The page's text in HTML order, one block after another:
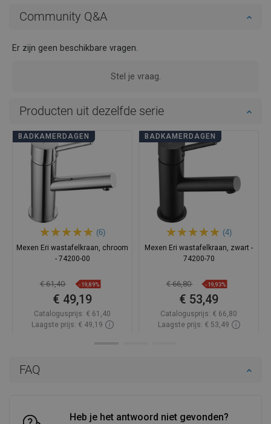
FAQ
Heb je het antwoord niet gevonden?
Community Q&A
Er zijn geen beschikbare vragen.
Stel je vraag.
Producten uit dezelfde serie
BADKAMERDAGEN
(6)
Mexen Eri wastafelkraan, chroom
- 74200-00
€ 61,40 -19,89%
€ 49,19
Catalogusprijs: € 61,40
Laagste prijs: € 49,19
BADKAMERDAGEN
(4)
Mexen Eri wastafelkraan, zwart -
74200-70
€ 66,80 -19,93%
€ 53,49
Catalogusprijs: € 66,80
Laagste prijs: € 53,49